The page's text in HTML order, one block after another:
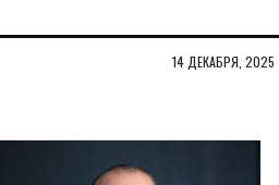
14 ДЕКАБРЯ, 2025